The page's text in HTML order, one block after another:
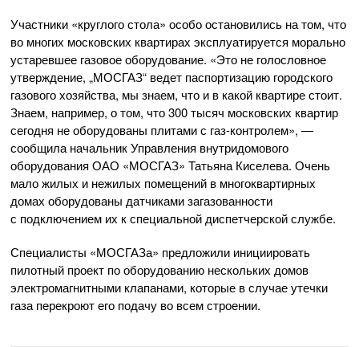
Участники «круглого стола» особо остановились на том, что
во многих московских квартирах эксплуатируется морально
устаревшее газовое оборудование. «Это не голословное
утверждение, „МОСГАЗ“ ведет паспортизацию городского
газового хозяйства, мы знаем, что и в какой квартире стоит.
Знаем, например, о том, что 300 тысяч московских квартир
сегодня не оборудованы плитами с газ-контролем», —
сообщила начальник Управления внутридомового
оборудования ОАО «МОСГАЗ» Татьяна Киселева. Очень
мало жилых и нежилых помещений в многоквартирных
домах оборудованы датчиками загазованности
с подключением их к специальной диспетчерской службе.
Специалисты «МОСГАЗа» предложили инициировать
пилотный проект по оборудованию нескольких домов
электромагнитными клапанами, которые в случае утечки
газа перекроют его подачу во всем строении.